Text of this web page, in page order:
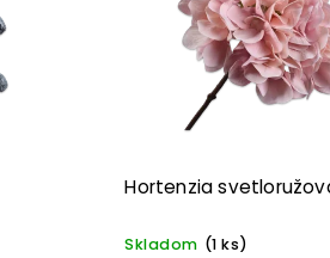
Hortenzia
Skladom (1 ks)